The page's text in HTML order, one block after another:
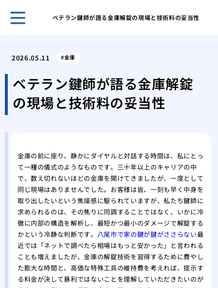
ベテラン鍵師が語る金庫解錠の現場と技術料の妥当性
イ
は
説
針
ト
当か
ど
専
2026.05.11 金庫
ベテラン鍵師が語る金庫解錠
の現場と技術料の妥当性
金庫の前に座り、静かにダイヤルと対話する時間は、私にとっ
て一種の儀式のようなものです。三十年以上のキャリアの中
で、数え切れないほどの金庫を開けてきましたが、一度として
同じ現場はありませんでした。お客様は皆、一刻も早く中身を
取り出したいという焦燥感に駆られていますが、私たち鍵師に
求められるのは、その焦りに同調することではなく、いかに冷
徹に内部の構造を解析し、最短かつ最小のダメージで解錠する
かという冷静な判断です。 八尾市で家の鍵が鍵がささらない最
近では「ネットで調べたら相場はもっと安かった」と言われる
ことも増えましたが、金庫の解錠技術を習得するために費やし
た膨大な時間と、高価な特殊工具の維持費を考えれば、提示す
る料金が決して暴利ではないことを理解していただきたいのが